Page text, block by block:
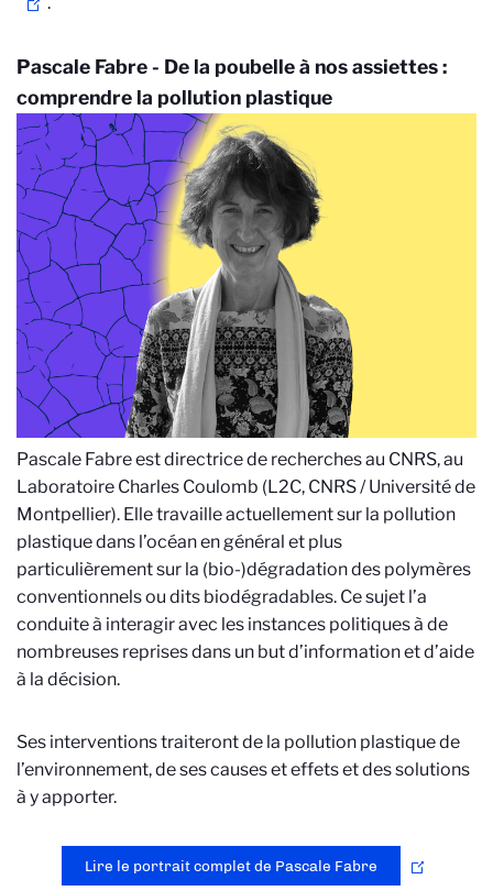
Pascale Fabre - De la poubelle à nos assiettes :
comprendre la pollution plastique
Pascale Fabre est directrice de recherches au CNRS, au
Laboratoire Charles Coulomb (L2C, CNRS / Université de
Montpellier). Elle travaille actuellement sur la pollution
plastique dans l’océan en général et plus
particulièrement sur la (bio-)dégradation des polymères
conventionnels ou dits biodégradables. Ce sujet l’a
conduite à interagir avec les instances politiques à de
nombreuses reprises dans un but d’information et d’aide
à la décision.
Ses interventions traiteront de la pollution plastique de
l’environnement, de ses causes et effets et des solutions
à y apporter.
Lire le portrait complet de Pascale Fabre